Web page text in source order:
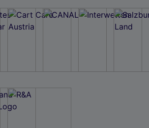
verarbeiten Daten, um
Endgeräteeigenschaften zur Identifikation